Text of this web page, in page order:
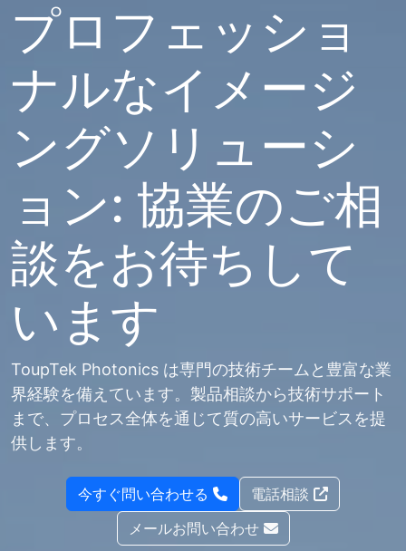
プロフェッショ
ナルなイメージ
ングソリューシ
ョン: 協業のご相
談をお待ちして
います
ToupTek Photonics は専門の技術チームと豊富な業
界経験を備えています。製品相談から技術サポート
まで、プロセス全体を通じて質の高いサービスを提
供します。
今すぐ問い合わせる
電話相談
メールお問い合わせ